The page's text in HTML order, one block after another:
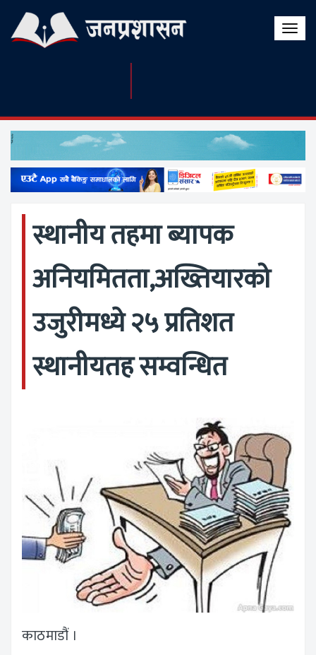
Toggle
स्थानीय तहमा ब्यापक
अनियमितता,अख्तियारको
उजुरीमध्ये २५ प्रतिशत
स्थानीयतह सम्वन्धित
काठमाडौं ।